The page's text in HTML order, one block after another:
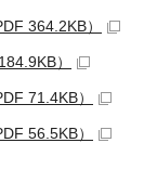
364.2KB）
）
71.4KB）
56.5KB）